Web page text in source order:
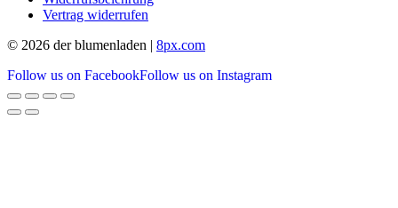
Vertrag widerrufen
© 2026 der blumenladen | 8px.com
Follow us on FacebookFollow us on Instagram